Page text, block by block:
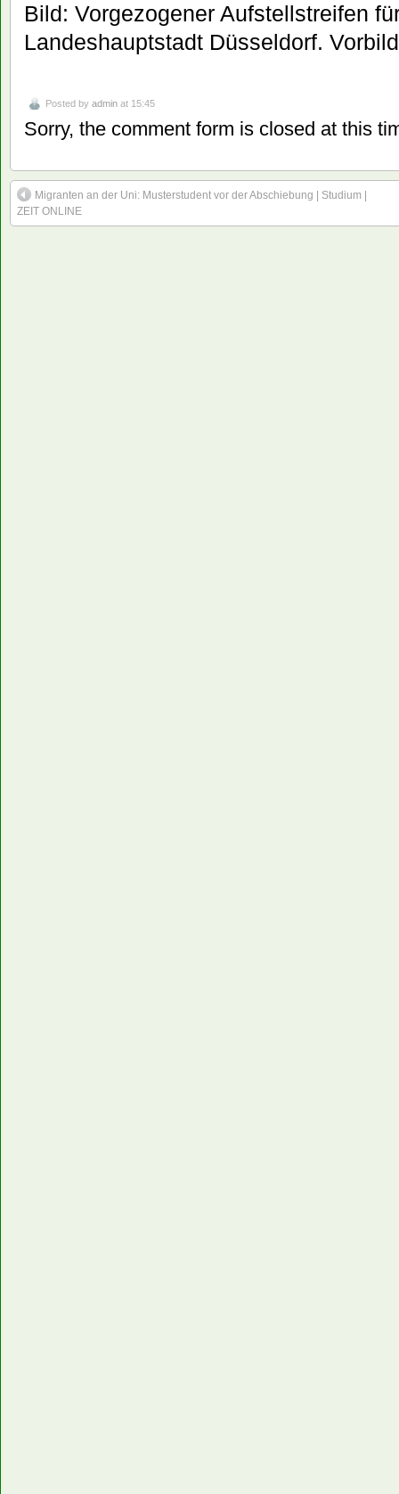
Bild: Vorgezogener Aufstellstreifen
Landeshauptstadt Düsseldorf.
Posted by admin at 15:45
Sorry, the comment form is closed at this
Migranten an der Uni: Musterstudent vor der Abschiebung | Studium |
ZEIT ONLINE